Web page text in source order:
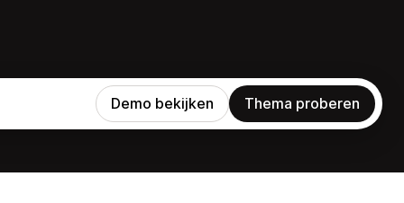
Demo bekijken Thema proberen